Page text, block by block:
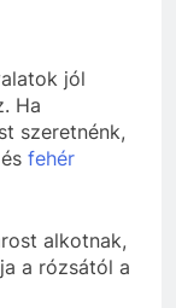
jól
Ha
szeretnénk,
fehér
alkotnak,
a rózsától a